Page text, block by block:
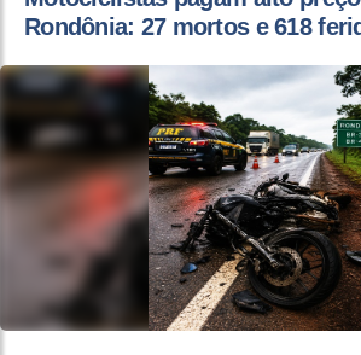
Rondônia: 27 mortos e 618